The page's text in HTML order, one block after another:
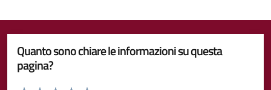
Quanto sono chiare le informazioni su questa
pagina?